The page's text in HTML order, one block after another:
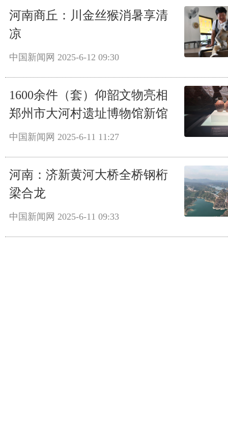
河南商丘：川金丝猴消暑享清
凉
中国新闻网 2025-6-12 09:30
1600余件（套）仰韶文物亮相
郑州市大河村遗址博物馆新馆
中国新闻网 2025-6-11 11:27
河南：济新黄河大桥全桥钢桁
梁合龙
中国新闻网 2025-6-11 09:33